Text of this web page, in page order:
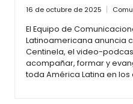
16 de octubre de 2025
El Equipo de
Latinoamericana anuncia
Centinela, el video-
acompañar, formar y
toda América Latina en